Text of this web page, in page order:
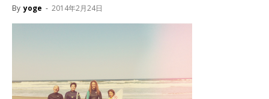
By yoge - 2014年2月24日